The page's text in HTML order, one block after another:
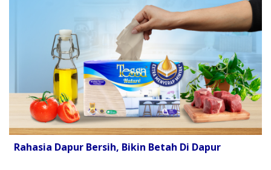
Rahasia Dapur Bersih, Bikin Betah Di Dapur